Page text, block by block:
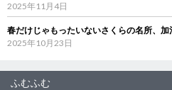
2025年11月4日
春だけじゃもったいないさくらの名所、
2025年10月23日
ふむふむ